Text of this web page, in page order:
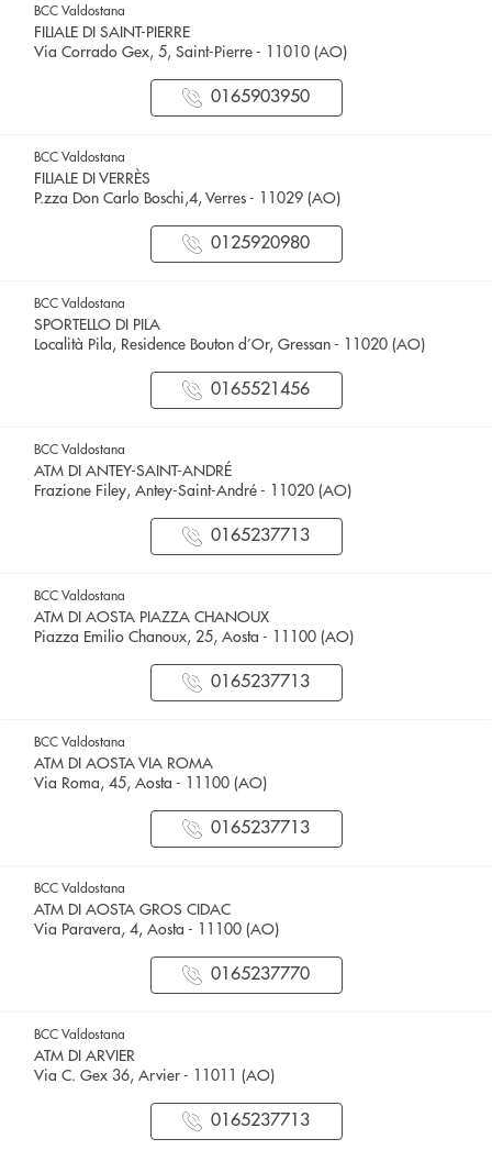
BCC Valdostana
FILIALE DI SAINT-PIERRE
Via Corrado Gex, 5, Saint-Pierre - 11010 (AO)
0165903950
BCC Valdostana
FILIALE DI VERRÈS
P.zza Don Carlo Boschi,4, Verres - 11029 (AO)
0125920980
BCC Valdostana
SPORTELLO DI PILA
Località Pila, Residence Bouton d’Or, Gressan - 11020 (AO)
0165521456
BCC Valdostana
ATM DI ANTEY-SAINT-ANDRÉ
Frazione Filey, Antey-Saint-André - 11020 (AO)
0165237713
BCC Valdostana
ATM DI AOSTA PIAZZA CHANOUX
Piazza Emilio Chanoux, 25, Aosta - 11100 (AO)
0165237713
BCC Valdostana
ATM DI AOSTA VIA ROMA
Via Roma, 45, Aosta - 11100 (AO)
0165237713
BCC Valdostana
ATM DI AOSTA GROS CIDAC
Via Paravera, 4, Aosta - 11100 (AO)
0165237770
BCC Valdostana
ATM DI ARVIER
Via C. Gex 36, Arvier - 11011 (AO)
0165237713